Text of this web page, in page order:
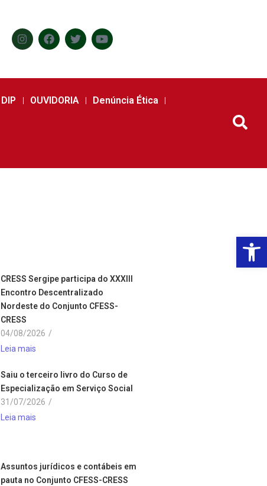
DIP OUVIDORIA Denúncia Ética
CRESS Sergipe participa do XXXIII
Encontro Descentralizado
Nordeste do Conjunto CFESS-
CRESS
04/08/2026 /
Leia mais
Saiu o terceiro livro do Curso de
Especialização em Serviço Social
31/07/2026 /
Leia mais
Assuntos jurídicos e contábeis em
pauta no Conjunto CFESS-CRESS